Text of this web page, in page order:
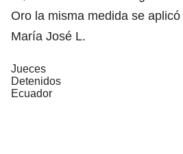
Oro la misma medida se
María José L.
Jueces
Detenidos
Ecuador